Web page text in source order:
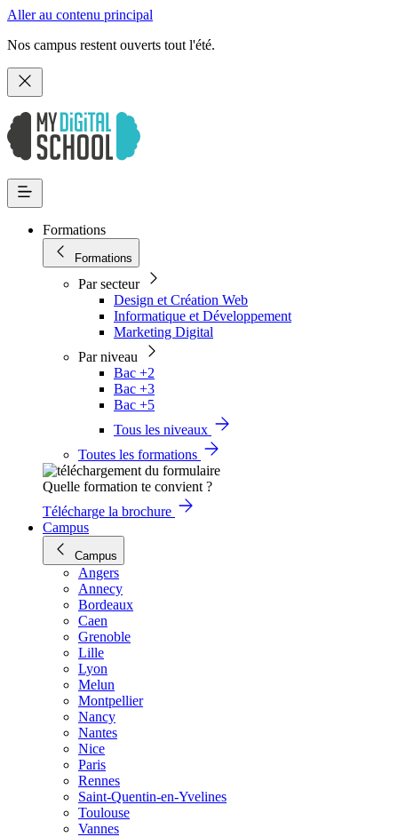
Aller au contenu principal
Nos campus restent ouverts tout l'été.
Formations
Formations
Par secteur
Design et Création Web
Informatique et Développement
Marketing Digital
Par niveau
Bac +2
Bac +3
Bac +5
Tous les niveaux
Toutes les formations
Quelle formation te convient ?
Télécharge la brochure
Campus
Campus
Angers
Annecy
Bordeaux
Caen
Grenoble
Lille
Lyon
Melun
Montpellier
Nancy
Nantes
Nice
Paris
Rennes
Saint-Quentin-en-Yvelines
Toulouse
Vannes